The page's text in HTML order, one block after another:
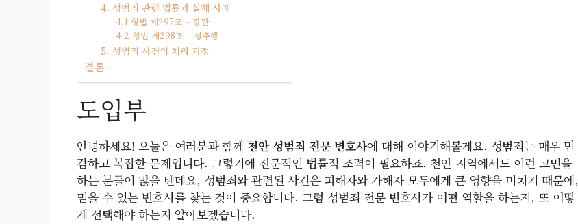
4. 성범죄 관련 법률과 실제 사례
4.1 형법 제297조 – 강간
4.2 형법 제298조 – 성추행
5. 성범죄 사건의 처리 과정
결론
도입부
안녕하세요! 오늘은 여러분과 함께 천안 성범죄 전문 변호사에 대해 이야기해볼게요. 성범죄는 매우 민
감하고 복잡한 문제입니다. 그렇기에 전문적인 법률적 조력이 필요하죠. 천안 지역에서도 이런 고민을
하는 분들이 많을 텐데요, 성범죄와 관련된 사건은 피해자와 가해자 모두에게 큰 영향을 미치기 때문에,
믿을 수 있는 변호사를 찾는 것이 중요합니다. 그럼 성범죄 전문 변호사가 어떤 역할을 하는지, 또 어떻
게 선택해야 하는지 알아보겠습니다.